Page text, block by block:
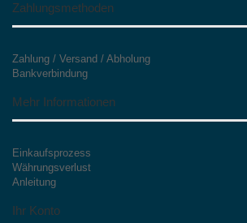
Zahlungsmethoden
Zahlung / Versand / Abholung
Bankverbindung
Mehr Informationen
Einkaufsprozess
Währungsverlust
Anleitung
Ihr Konto